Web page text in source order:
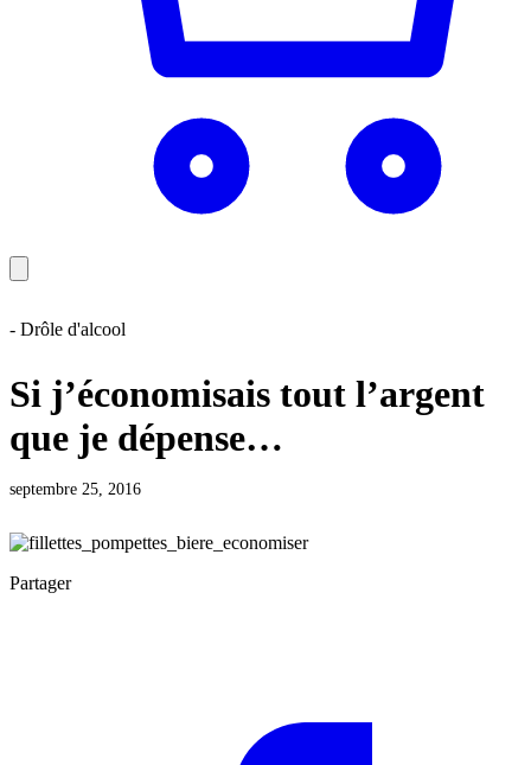
- Drôle d'alcool
Si j’économisais tout l’argent
que je dépense…
septembre 25, 2016
Partager